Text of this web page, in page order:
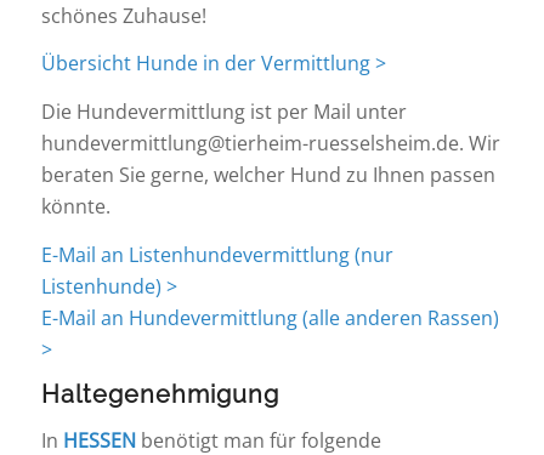
schönes Zuhause!
Übersicht Hunde in der Vermittlung >
Die Hundevermittlung ist per Mail unter
hundevermittlung@tierheim-ruesselsheim.de. Wir
beraten Sie gerne, welcher Hund zu Ihnen passen
könnte.
E-Mail an Listenhundevermittlung (nur
Listenhunde) >
E-Mail an Hundevermittlung (alle anderen Rassen)
>
Haltegenehmigung
In HESSENbenötigt man für folgende